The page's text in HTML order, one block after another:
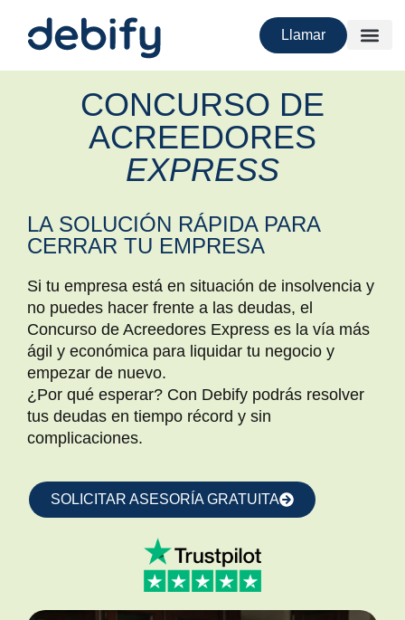
Llamar
CONCURSO DE
ACREEDORES
EXPRESS
LA SOLUCIÓN RÁPIDA PARA
CERRAR TU EMPRESA
Si tu empresa está en situación de insolvencia y
no puedes hacer frente a las deudas, el
Concurso de Acreedores Express es la vía más
ágil y económica para liquidar tu negocio y
empezar de nuevo.
¿Por qué esperar? Con Debify podrás resolver
tus deudas en tiempo récord y sin
complicaciones.
SOLICITAR ASESORÍA GRATUITA